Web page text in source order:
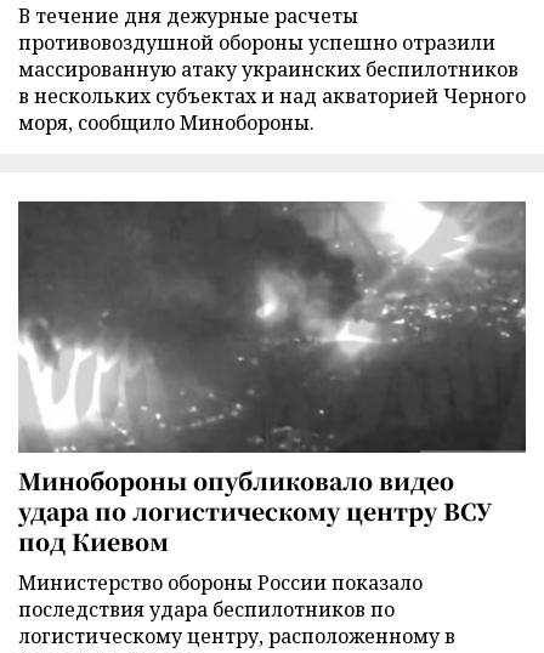
В течение дня дежурные расчеты
противовоздушной обороны успешно отразили
массированную атаку украинских беспилотников
в нескольких субъектах и над акваторией Черного
моря, сообщило Минобороны.
Минобороны опубликовало видео
удара по логистическому центру ВСУ
под Киевом
Министерство обороны России показало
последствия удара беспилотников по
логистическому центру, расположенному в